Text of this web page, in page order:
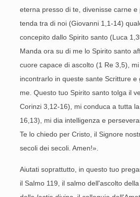
eterna presso di te, divenisse carne e
tenda tra di noi (Giovanni 1,1-14)
concepito dallo Spirito santo (Luca
Manda ora su di me lo Spirito santo
cuore capace di ascolto (1 Re 3,5),
incontrarlo in queste sante Scritture e
me. Questo tuo Spirito santo tolga il
Corinzi 3,12-16), mi conduca a tutta
16,13), mi dia intelligenza e
Te lo chiedo per Cristo, il Signore
secoli dei secoli. Amen!».
Aiutati soprattutto, in questo tuo
il Salmo 119, il salmo dell'ascolto